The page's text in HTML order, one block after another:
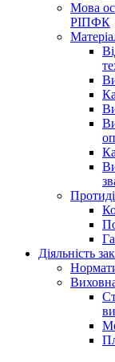
Мова
РІПФК
Діяльність